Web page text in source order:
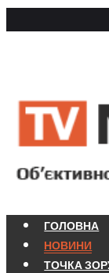
ГОЛОВНА
НОВИНИ
ТОЧКА